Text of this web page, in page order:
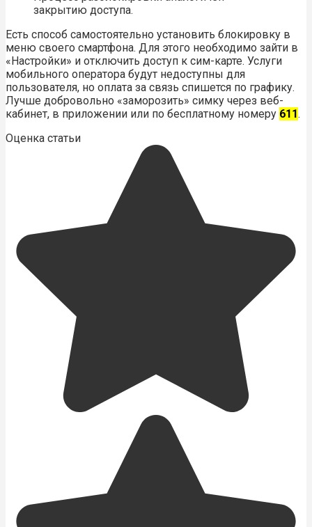
закрытию доступа.
Есть способ самостоятельно установить блокировку в
меню своего смартфона. Для этого необходимо зайти в
«Настройки» и отключить доступ к сим-карте. Услуги
мобильного оператора будут недоступны для
пользователя, но оплата за связь спишется по графику.
Лучше добровольно «заморозить» симку через веб-
кабинет, в приложении или по бесплатному номеру 611.
Оценка статьи